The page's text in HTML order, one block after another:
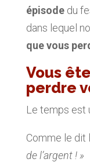
épisodedu
dans lequel
que vous
Vous
perdre
Le temps est
Comme le dit
de l’argent ! »